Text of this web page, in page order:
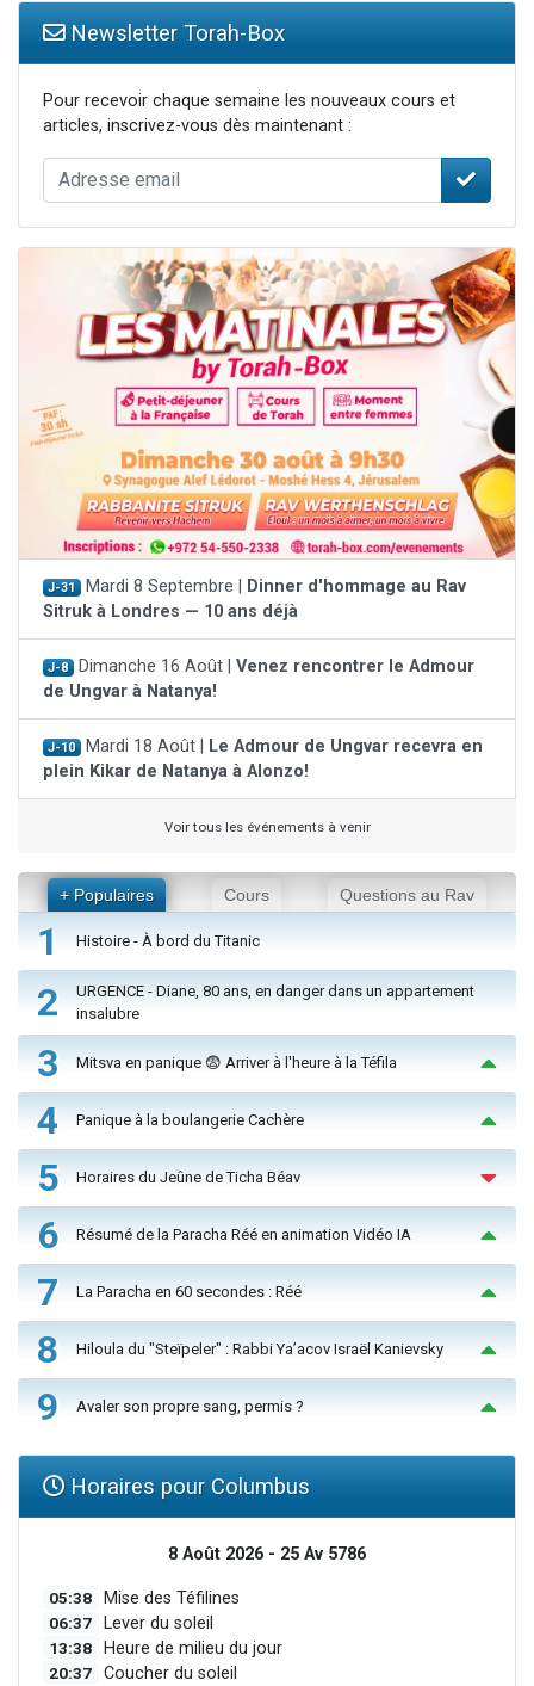
Newsletter Torah-Box
Pour recevoir chaque semaine les nouveaux cours et
articles, inscrivez-vous dès maintenant :
J-31 Mardi 8 Septembre |
Dinner d'hommage au Rav
Sitruk à Londres — 10 ans déjà
J-8 Dimanche 16 Août | Venez rencontrer le Admour
de Ungvar à Natanya!
J-10 Mardi 18 Août |
Le Admour de Ungvar recevra en
plein Kikar de Natanya à Alonzo!
Voir tous les événements à venir
+ Populaires Cours Questions au Rav
1 Histoire - À bord du Titanic
2
URGENCE - Diane, 80 ans, en danger dans un appartement
insalubre
3 Mitsva en panique 😨 Arriver à l'heure à la Téfila
4 Panique à la boulangerie Cachère
5 Horaires du Jeûne de Ticha Béav
6 Résumé de la Paracha Réé en animation Vidéo IA
7 La Paracha en 60 secondes : Réé
8 Hiloula du "Steïpeler" : Rabbi Ya’acov Israël Kanievsky
9 Avaler son propre sang, permis ?
Horaires pour Columbus
8 Août 2026 - 25 Av 5786
05:38 Mise des Téfilines
06:37 Lever du soleil
13:38 Heure de milieu du jour
20:37 Coucher du soleil